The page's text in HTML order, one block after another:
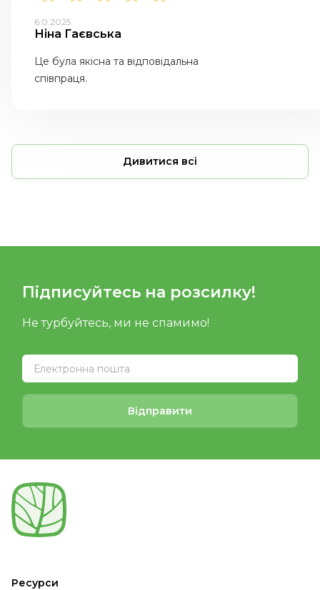
6.0.2025
Ніна Гаєвська
Це була якісна та відповідальна
співпраця.
Дивитися всі
Підписуйтесь на розсилку!
Не турбуйтесь, ми не спамимо!
Відправити
Ресурси